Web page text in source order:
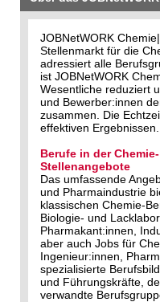
JOBNetWORK
Stellenmarkt für die
adressiert alle
ist JOBNetWORK
Wesentliche reduziert
und Bewerber:innen
zusammen. Die
effektiven Ergebnissen.
Berufe in der
Stellenangebote
Das umfassende
und Pharmaindustrie
klassischen Chemie-
Biologie- und
Pharmakant:innen,
aber auch Jobs für
Ingenieur:innen,
spezialisierte
und Führungskräfte,
verwandte